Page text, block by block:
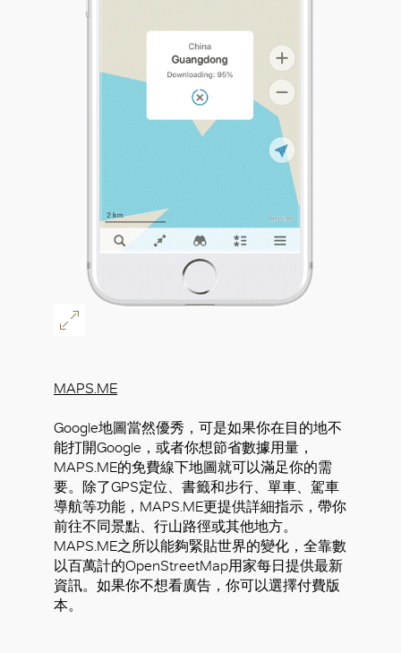
MAPS.ME
Google地圖當然優秀，可是如果你在目的地不
能打開Google，或者你想節省數據用量，
MAPS.ME的免費線下地圖就可以滿足你的需
要。除了GPS定位、書籤和步行、單車、駕車
導航等功能，MAPS.ME更提供詳細指示，帶你
前往不同景點、行山路徑或其他地方。
MAPS.ME之所以能夠緊貼世界的變化，全靠數
以百萬計的OpenStreetMap用家每日提供最新
資訊。如果你不想看廣告，你可以選擇付費版
本。